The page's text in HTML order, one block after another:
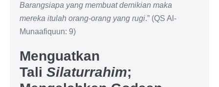
Barangsiapa yang membuat demikian maka
mereka itulah orang-orang yang rugi.” (QS Al-
Munaafiquun: 9)
Menguatkan
Tali Silaturrahim;